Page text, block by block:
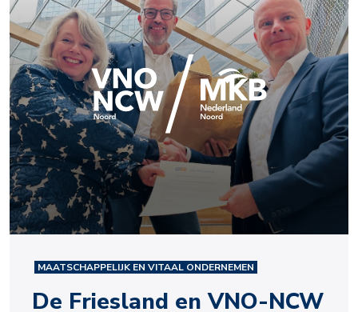
MAATSCHAPPELIJK EN VITAAL ONDERNEMEN
De Friesland en VNO-NCW